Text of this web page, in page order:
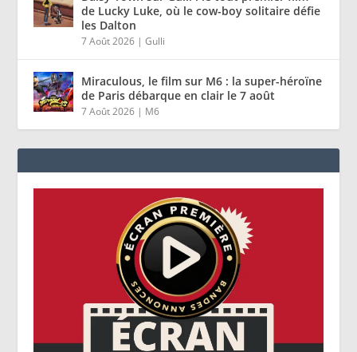
de Lucky Luke, où le cow-boy solitaire défie
les Dalton
7 Août 2026 |Gulli
Miraculous, le film sur M6 : la super-héroïne
de Paris débarque en clair le 7 août
7 Août 2026 | M6